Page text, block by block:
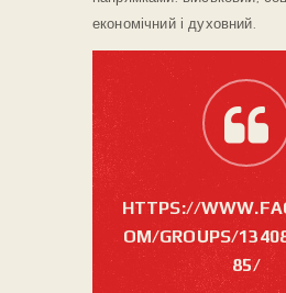
економічний і духовний.
HTTPS://
OM/GROUPS/
85/